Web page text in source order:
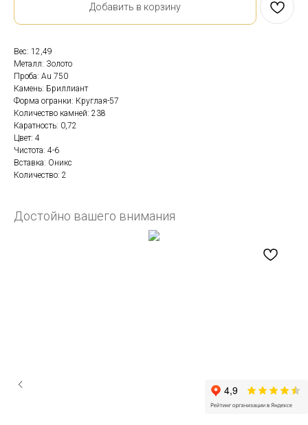
Добавить в корзину
Вес: 12,49
Металл: Золото
Проба: Au 750
Камень: Бриллиант
Форма огранки: Круглая-57
Количество камней: 238
Каратность: 0,72
Цвет: 4
Чистота: 4-6
Вставка: Оникс
Количество: 2
Достойно вашего внимания